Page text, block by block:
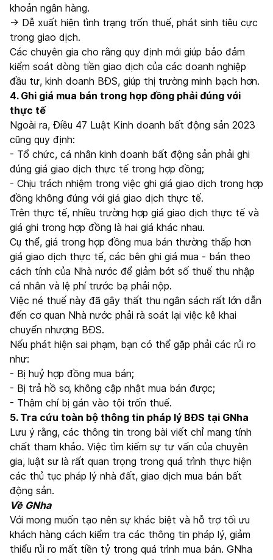
khoản ngân hàng.
→ Dễ xuất hiện tình trạng trốn thuế, phát sinh tiêu cực
trong giao dịch.
Các chuyên gia cho rằng quy định mới giúp bảo đảm
kiểm soát dòng tiền giao dịch của các doanh nghiệp
đầu tư, kinh doanh BĐS, giúp thị trường minh bạch hơn.
4. Ghi giá mua bán trong hợp đồng phải đúng với
thực tế
Ngoài ra, Điều 47 Luật Kinh doanh bất động sản 2023
cũng quy định:
- Tổ chức, cá nhân kinh doanh bất động sản phải ghi
đúng giá giao dịch thực tế trong hợp đồng;
- Chịu trách nhiệm trong việc ghi giá giao dịch trong hợp
đồng không đúng với giá giao dịch thực tế.
Trên thực tế, nhiều trường hợp giá giao dịch thực tế và
giá ghi trong hợp đồng là hai giá khác nhau.
Cụ thể, giá trong hợp đồng mua bán thường thấp hơn
giá giao dịch thực tế, các bên ghi giá mua - bán theo
cách tính của Nhà nước để giảm bớt số thuế thu nhập
cá nhân và lệ phí trước bạ phải nộp.
Việc né thuế này đã gây thất thu ngân sách rất lớn dẫn
đến cơ quan Nhà nước phải rà soát lại việc kê khai
chuyển nhượng BĐS.
Nếu phát hiện sai phạm, bạn có thể gặp phải các rủi ro
như:
- Bị huỷ hợp đồng mua bán;
- Bị trả hồ sơ, không cập nhật mua bán được;
- Thậm chí bị gán vào tội trốn thuế.
5. Tra cứu toàn bộ thông tin pháp lý BĐS tại GNha
Lưu ý rằng, các thông tin trong bài viết chỉ mang tính
chất tham khảo. Việc tìm kiếm sự tư vấn của chuyên
gia, luật sư là rất quan trọng trong quá trình thực hiện
các thủ tục pháp lý nhà đất, giao dịch mua bán bất
động sản.
Về GNha
Với mong muốn tạo nên sự khác biệt và hỗ trợ tối ưu
khách hàng cách kiểm tra các thông tin pháp lý, giảm
thiểu rủi ro mất tiền tỷ trong quá trình mua bán. GNha